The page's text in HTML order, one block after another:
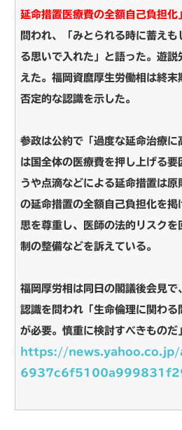
延命措置医療費の全額自己負担化
問われ、「みとられる時に蓄え
る思いで入れた」と語った。遊
えた。福岡資麿厚生労働相は終末
否定的な認識を示した。
参政は公約で「過度な延命治療に
は国全体の医療費を押し上げる要
うや点滴などによる延命措置は原
の延命措置の全額自己負担化を
思を尊重し、医師の法的リスク
制の整備などを訴えている。
福岡厚労相は同日の閣議後会見
認識を問われ「生命倫理に関わ
が必要。慎重に検討すべきものだ
https://